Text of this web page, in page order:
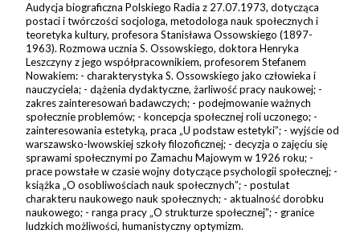
Audycja biograficzna Polskiego Radia z 27.07.1973, dotycząca
postaci i twórczości socjologa, metodologa nauk społecznych i
teoretyka kultury, profesora Stanisława Ossowskiego (1897-
1963). Rozmowa ucznia S. Ossowskiego, doktora Henryka
Leszczyny z jego współpracownikiem, profesorem Stefanem
Nowakiem: - charakterystyka S. Ossowskiego jako człowieka i
nauczyciela; - dążenia dydaktyczne, żarliwość pracy naukowej; -
zakres zainteresowań badawczych; - podejmowanie ważnych
społecznie problemów; - koncepcja społecznej roli uczonego; -
zainteresowania estetyką, praca „U podstaw estetyki”; - wyjście od
warszawsko-lwowskiej szkoły filozoficznej; - decyzja o zajęciu się
sprawami społecznymi po Zamachu Majowym w 1926 roku; -
prace powstałe w czasie wojny dotyczące psychologii społecznej; -
książka „O osobliwościach nauk społecznych”; - postulat
charakteru naukowego nauk społecznych; - aktualność dorobku
naukowego; - ranga pracy „O strukturze społecznej”; - granice
ludzkich możliwości, humanistyczny optymizm.